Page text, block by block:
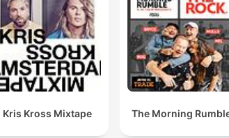
Kris Kross Mixtape The Morning